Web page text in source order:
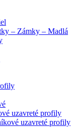
– Zámky – Madlá
uzavreté profily
uzavreté profily